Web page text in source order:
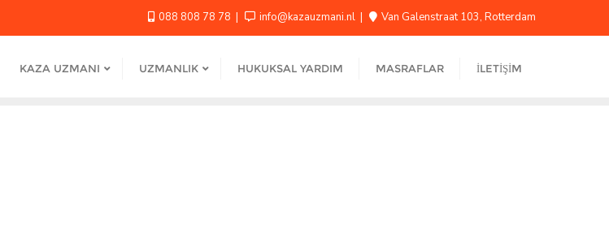
088 808 78 78 info@kazauzmani.nl Van Galenstraat 103, Rotterdam
KAZA UZMANI UZMANLIK HUKUKSAL YARDIM MASRAFLAR İLETIŞIM